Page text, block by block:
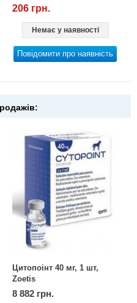
206 грн.
Немає у наявності
Повідомити про наявність
Цитопоінт 40 мг, 1 шт,
Zoetis
8 882 грн.